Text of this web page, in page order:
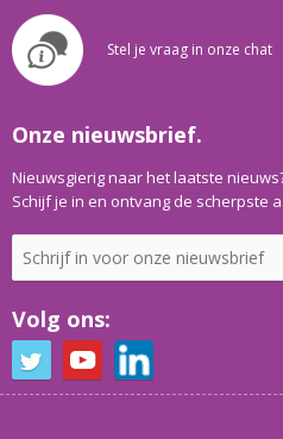
Stel je vraag in onze chat
Onze nieuwsbrief.
Nieuwsgierig naar het laatste
Schijf je in en ontvang de scherpste
Volg ons: